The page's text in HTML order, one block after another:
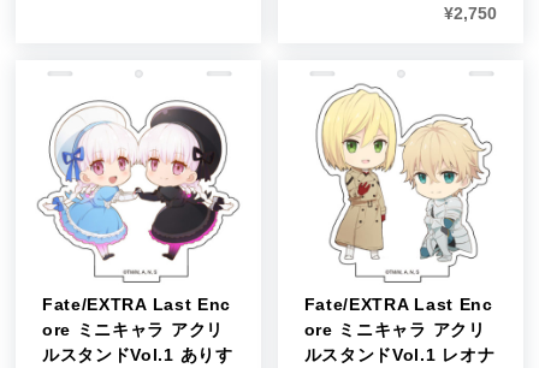
¥2,750
Fate/EXTRA Last Enc
ore ミニキャラ アクリ
ルスタンドVol.1 ありす
Fate/EXTRA Last Enc
ore ミニキャラ アクリ
ルスタンドVol.1 レオナ